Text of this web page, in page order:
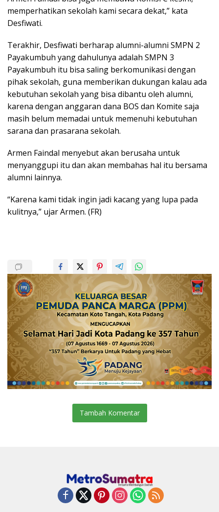
memperhatikan sekolah kami secara dekat,” kata
Desfiwati.
Terakhir, Desfiwati berharap alumni-alumni SMPN 2
Payakumbuh yang dahulunya adalah SMPN 3
Payakumbuh itu bisa saling berkomunikasi dengan
pihak sekolah, guna memberikan dukungan kalau ada
kebutuhan sekolah yang bisa dibantu oleh alumni,
karena dengan anggaran dana BOS dan Komite saja
masih belum memadai untuk memenuhi kebutuhan
sarana dan prasarana sekolah.
Armen Faindal menyebut akan berusaha untuk
menyanggupi itu dan akan membahas hal itu bersama
alumni lainnya.
“Karena kami tidak ingin jadi kacang yang lupa pada
kulitnya,” ujar Armen. (FR)
Tambah Komentar